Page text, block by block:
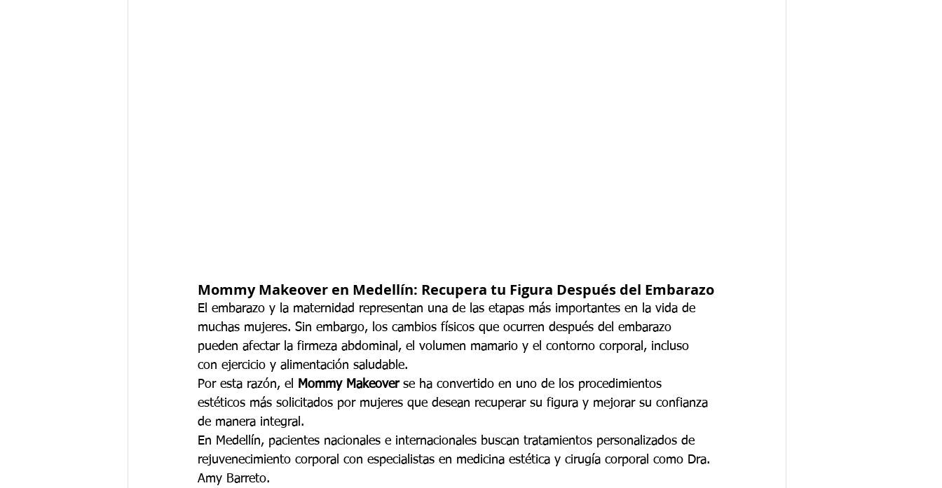
Mommy Makeover en Medellín: Recupera tu Figura Después del Embarazo
El embarazo y la maternidad representan una de las etapas más importantes en la vida de
muchas mujeres. Sin embargo, los cambios físicos que ocurren después del embarazo
pueden afectar la firmeza abdominal, el volumen mamario y el contorno corporal, incluso
con ejercicio y alimentación saludable.
Por esta razón, el
Mommy Makeover se ha convertido en uno de los procedimientos
estéticos más solicitados por mujeres que desean recuperar su figura y mejorar su confianza
de manera integral.
En Medellín, pacientes nacionales e internacionales buscan tratamientos personalizados de
rejuvenecimiento corporal con especialistas en medicina estética y cirugía corporal como Dra.
Amy Barreto.